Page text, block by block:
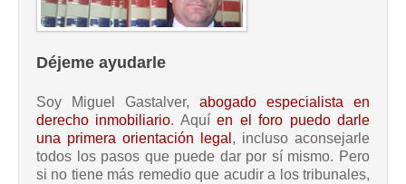
Déjeme ayudarle
Soy Miguel Gastalver, abogado especialista en
derecho inmobiliario. Aquíen el foro puedo darle
una primera orientación legal , incluso aconsejarle
todos los pasos que puede dar por sí mismo. Pero
si no tiene más remedio que acudir a los tribunales,